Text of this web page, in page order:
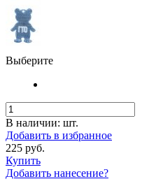
Выберите
В наличии: шт.
Добавить в избранное
225 руб.
Купить
Добавить нанесение?